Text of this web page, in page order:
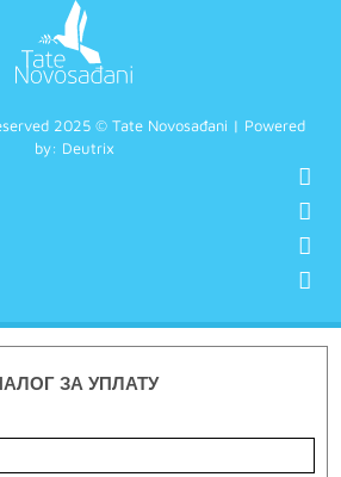
2025 © Tate Novosađani | Powered
by: Deutrix
ЗА УПЛАТУ